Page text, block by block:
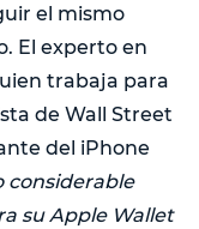
el mismo
El experto en
trabaja para
de Wall Street
del iPhone
considerable
su Apple Wallet